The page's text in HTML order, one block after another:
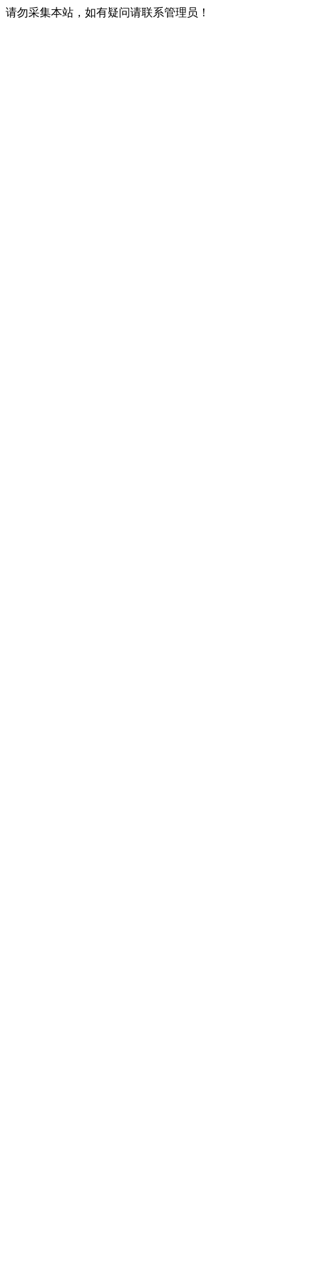
请勿采集本站，如有疑问请联系管理员！